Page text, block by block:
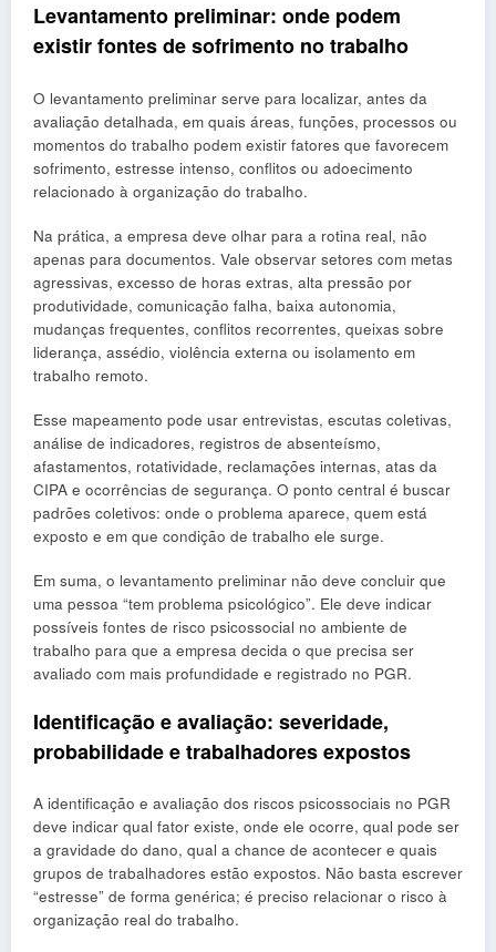
Levantamento preliminar: onde podem
existir fontes de sofrimento no trabalho
O levantamento preliminar serve para localizar, antes da
avaliação detalhada, em quais áreas, funções, processos ou
momentos do trabalho podem existir fatores que favorecem
sofrimento, estresse intenso, conflitos ou adoecimento
relacionado à organização do trabalho.
Na prática, a empresa deve olhar para a rotina real, não
apenas para documentos. Vale observar setores com metas
agressivas, excesso de horas extras, alta pressão por
produtividade, comunicação falha, baixa autonomia,
mudanças frequentes, conflitos recorrentes, queixas sobre
liderança, assédio, violência externa ou isolamento em
trabalho remoto.
Esse mapeamento pode usar entrevistas, escutas coletivas,
análise de indicadores, registros de absenteísmo,
afastamentos, rotatividade, reclamações internas, atas da
CIPA e ocorrências de segurança. O ponto central é buscar
padrões coletivos: onde o problema aparece, quem está
exposto e em que condição de trabalho ele surge.
Em suma, o levantamento preliminar não deve concluir que
uma pessoa “tem problema psicológico”. Ele deve indicar
possíveis fontes de risco psicossocial no ambiente de
trabalho para que a empresa decida o que precisa ser
avaliado com mais profundidade e registrado no PGR.
Identificação e avaliação: severidade,
probabilidade e trabalhadores expostos
A identificação e avaliação dos riscos psicossociais no PGR
deve indicar qual fator existe, onde ele ocorre, qual pode ser
a gravidade do dano, qual a chance de acontecer e quais
grupos de trabalhadores estão expostos. Não basta escrever
“estresse” de forma genérica; é preciso relacionar o risco à
organização real do trabalho.